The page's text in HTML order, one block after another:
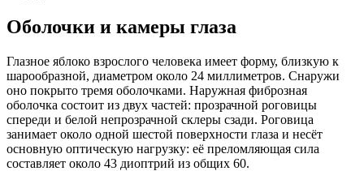
Оболочки и камеры глаза
Глазное яблоко взрослого человека имеет форму, близкую к
шарообразной, диаметром около 24 миллиметров. Снаружи
оно покрыто тремя оболочками. Наружная фиброзная
оболочка состоит из двух частей: прозрачной роговицы
спереди и белой непрозрачной склеры сзади. Роговица
занимает около одной шестой поверхности глаза и несёт
основную оптическую нагрузку: её преломляющая сила
составляет около 43 диоптрий из общих 60.